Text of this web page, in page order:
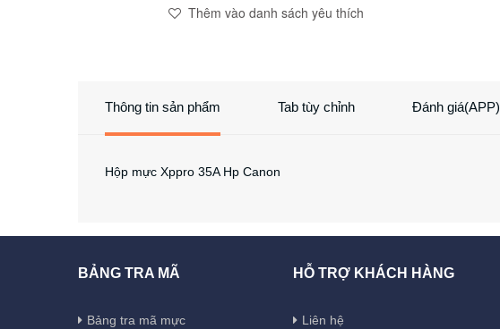
Thêm vào danh sách yêu thích
Thông tin sản phẩm Tab tùy chỉnh Đánh giá(APP)
Hộp mực Xppro 35A Hp Canon
BẢNG TRA MÃ
Bảng tra mã mực
HỖ TRỢ KHÁCH HÀNG
Liên hệ